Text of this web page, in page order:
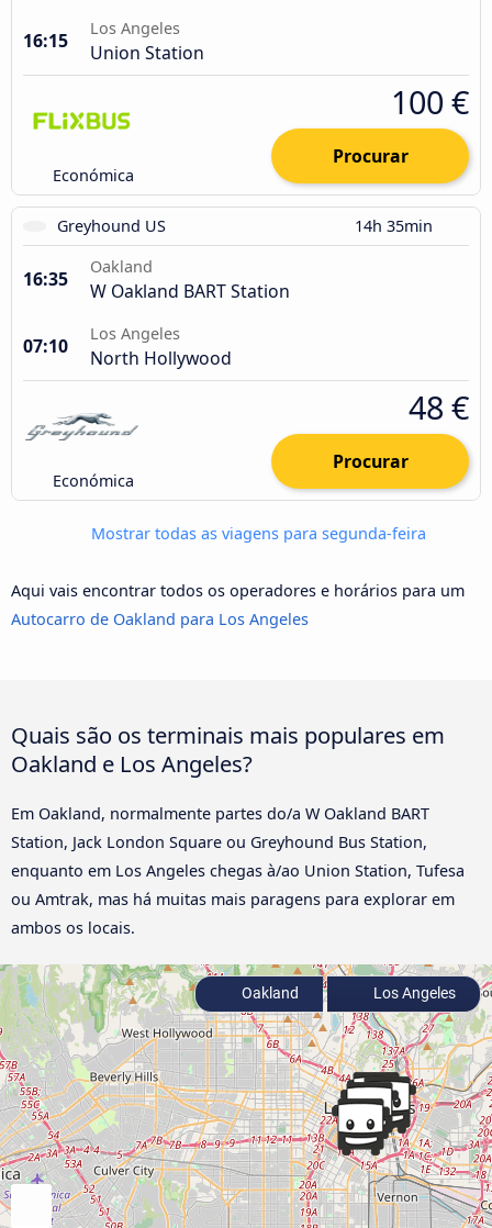
16:15
Los Angeles
Union Station
Económica
100 €
Procurar
Greyhound US 14h 35min
16:35
Oakland
W Oakland BART Station
07:10
Los Angeles
North Hollywood
Económica
48 €
Procurar
Mostrar todas as viagens para segunda-feira
Aqui vais encontrar todos os operadores e horários para um
Autocarro de Oakland para Los Angeles
Quais são os terminais mais populares em
Oakland e Los Angeles?
Em Oakland, normalmente partes do/a W Oakland BART
Station, Jack London Square ou Greyhound Bus Station,
enquanto em Los Angeles chegas à/ao Union Station, Tufesa
ou Amtrak, mas há muitas mais paragens para explorar em
ambos os locais.
Oakland Los Angeles